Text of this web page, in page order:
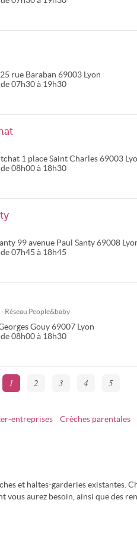
rue Baraban 69003 Lyon
07h30 à 19h30
1 place Saint Charles 69003
08h00 à 18h30
99 avenue Paul Santy 69008
07h45 à 18h45
- Réseau People&baby
Gouy69007 Lyon
08h00 à 18h30
1 2 3 4 5
entreprises Crèches parentales
et haltes-garderies existantes.
aurez besoin, ainsi que des